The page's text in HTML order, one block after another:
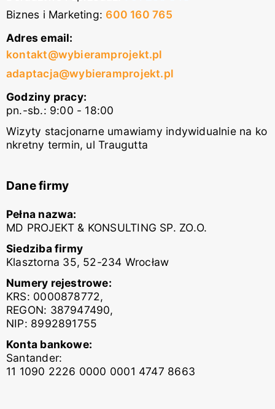
Biznes i Marketing: 600 160 765
Adres email:
kontakt@wybieramprojekt.pl
adaptacja@wybieramprojekt.pl
Godziny pracy:
pn.-sb.: 9:00 - 18:00
Wizyty stacjonarne umawiamy indywidualnie na ko
nkretny termin, ul Traugutta
Dane firmy
Pełna nazwa:
MD PROJEKT & KONSULTING SP. ZO.O.
Siedziba firmy
Klasztorna 35, 52-234 Wrocław
Numery rejestrowe:
KRS: 0000878772,
REGON: 387947490,
NIP: 8992891755
Konta bankowe:
Santander:
11 1090 2226 0000 0001 4747 8663